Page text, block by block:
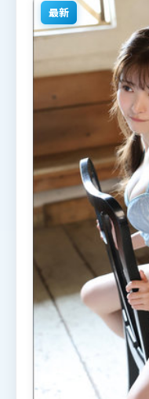
最新